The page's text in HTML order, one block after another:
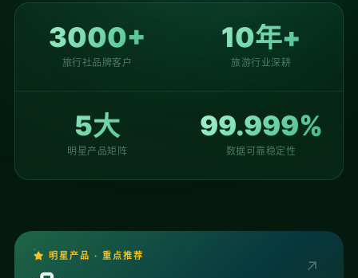
3000+
旅行社品牌客户
10年+
旅游行业深耕
5大
明星产品矩阵
99.999%
数据可靠稳定性
明星产品 · 重点推荐
↗